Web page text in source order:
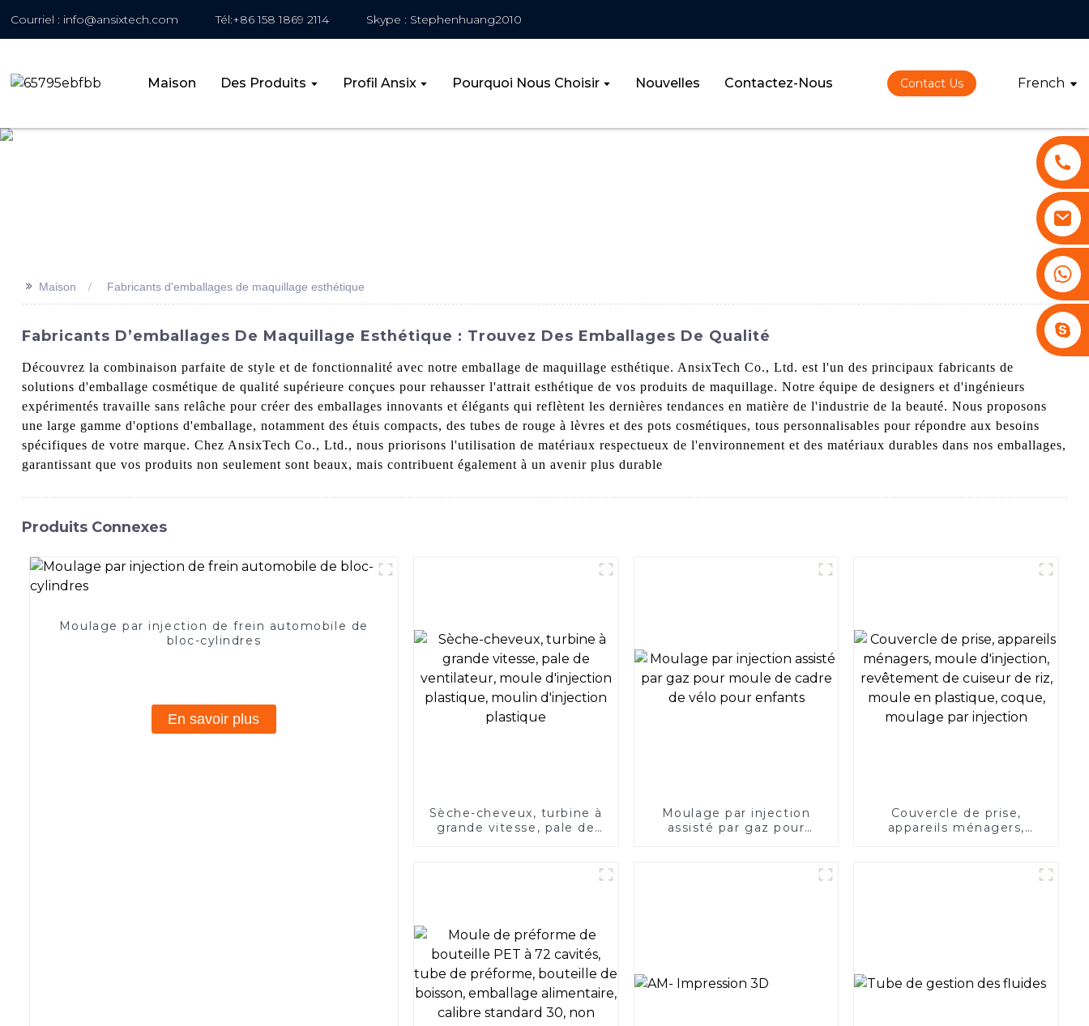
Courriel : info@ansixtech.com Tél:+86 158 1869 2114 Skype : Stephenhuang2010
Maison Des Produits Profil Ansix Pourquoi Nous Choisir Nouvelles Contactez-Nous Contact Us French
>> Maison Fabricants d'emballages de maquillage esthétique
Fabricants D’emballages De Maquillage Esthétique : Trouvez Des Emballages De Qualité
Découvrez la combinaison parfaite de style et de fonctionnalité avec notre emballage de maquillage esthétique. AnsixTech Co., Ltd. est l'un des principaux fabricants de
solutions d'emballage cosmétique de qualité supérieure conçues pour rehausser l'attrait esthétique de vos produits de maquillage. Notre équipe de designers et d'ingénieurs
expérimentés travaille sans relâche pour créer des emballages innovants et élégants qui reflètent les dernières tendances en matière de l'industrie de la beauté. Nous proposons
une large gamme d'options d'emballage, notamment des étuis compacts, des tubes de rouge à lèvres et des pots cosmétiques, tous personnalisables pour répondre aux besoins
spécifiques de votre marque. Chez AnsixTech Co., Ltd., nous priorisons l'utilisation de matériaux respectueux de l'environnement et des matériaux durables dans nos emballages,
garantissant que vos produits non seulement sont beaux, mais contribuent également à un avenir plus durable
Produits Connexes
Moulage par injection de frein automobile de
bloc-cylindres
En savoir plus
Sèche-cheveux, turbine à
grande vitesse, pale de
Moulage par injection
assisté par gaz pour
Couvercle de prise,
appareils ménagers,